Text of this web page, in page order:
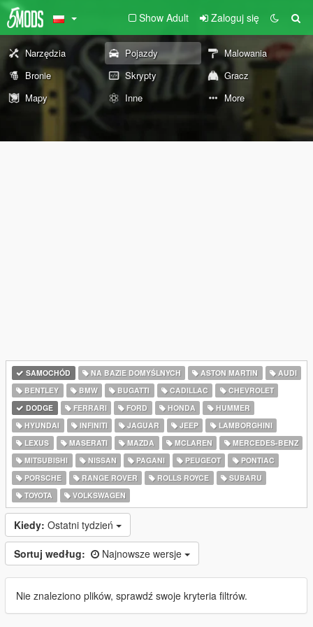
Show Adult Zaloguj się
Narzędzia Pojazdy
Malowania
Bronie
Skrypty
Gracz
Mapy
Inne More
SAMOCHÓD NA BAZIE DOMYŚLNYCH ASTON MARTIN
AUDI
BENTLEY
BMW BUGATTI CADILLAC
CHEVROLET
DODGE
FERRARI FORD HONDA
HUMMER
HYUNDAI
INFINITI JAGUAR JEEP
LAMBORGHINI
LEXUS
MASERATI MAZDA MCLAREN
MERCEDES-BENZ
MITSUBISHI
NISSAN PAGANI PEUGEOT
PONTIAC
PORSCHE
RANGE ROVER ROLLS ROYCE
SUBARU
TOYOTA
VOLKSWAGEN
Kiedy: Ostatni tydzień
Sortuj według: Najnowsze wersje
Nie znaleziono plików, sprawdź swoje kryteria filtrów.